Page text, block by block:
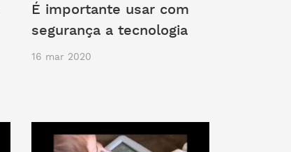
É importante usar com
segurança a tecnologia
16 mar 2020